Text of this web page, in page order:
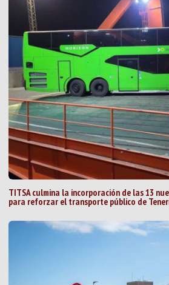
TITSA culmina la incorporación de las 13
para reforzar el transporte público de